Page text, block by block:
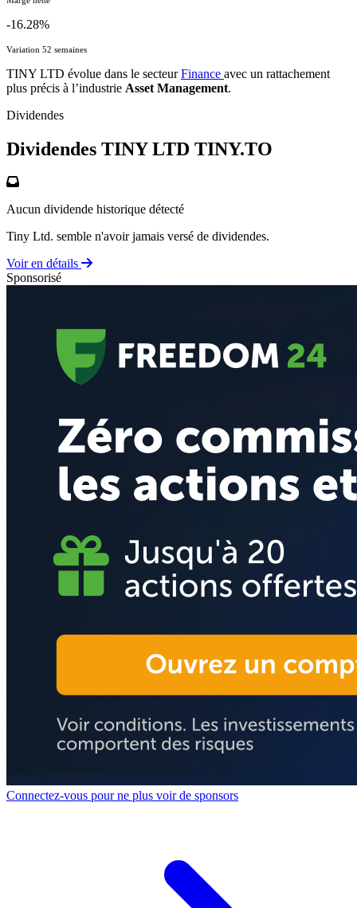
-16.28%
Variation 52 semaines
TINY LTD évolue dans le secteurFinance avec un rattachement
plus précis à l’industrie Asset Management.
Dividendes
Dividendes TINY LTD TINY.TO
Aucun dividende historique détecté
Tiny Ltd. semble n'avoir jamais versé de dividendes.
Voir en détails
Sponsorisé
Connectez-vous pour ne plus voir de sponsors